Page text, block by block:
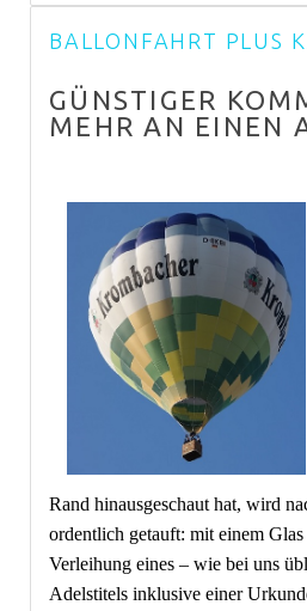
BALLONFAHRT PLUS
GÜNSTIGER
MEHR AN EINEN
Rand hinausgeschaut hat, wird
ordentlich getauft: mit einem
Verleihung eines – wie bei uns
Adelstitels inklusive einer